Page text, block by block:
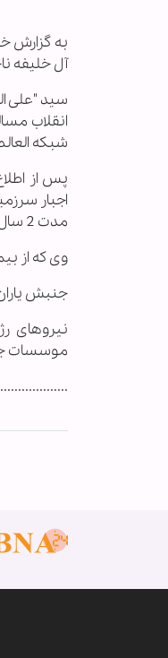
به گزارش
آل خلیفه
انقلاب
شبکه
پس از
اجبار
مدت 2 سال به او سپرده شد.
وی که از
جنبش یاران انقلاب 14 فوریه بحرین، مردم این کشور را به حضور
نیروهای
موسسات